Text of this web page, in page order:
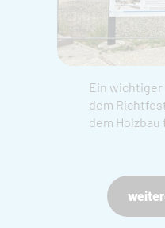
Ein
dem
dem Holzbau